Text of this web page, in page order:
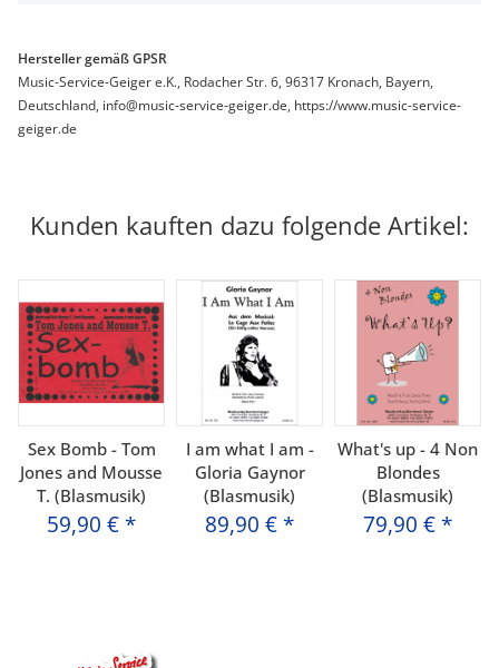
Hersteller gemäß GPSR
Music-Service-Geiger e.K., Rodacher Str. 6, 96317 Kronach, Bayern,
Deutschland, info@music-service-geiger.de, https://www.music-service-
geiger.de
Kunden kauften dazu folgende Artikel:
Sex Bomb - Tom
Jones and Mousse
T. (Blasmusik)
59,90 € *
I am what I am -
Gloria Gaynor
(Blasmusik)
89,90 € *
What's up - 4 Non
Blondes
(Blasmusik)
79,90 € *